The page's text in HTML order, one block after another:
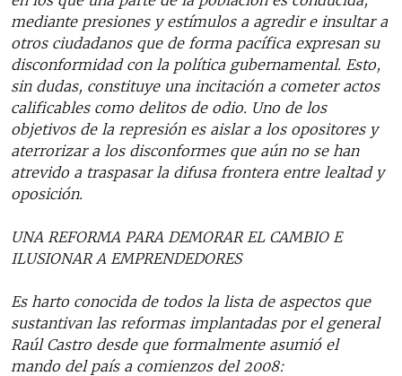
mediante presiones y estímulos a agredir e insultar a
otros ciudadanos que de forma pacífica expresan su
disconformidad con la política gubernamental. Esto,
sin dudas, constituye una incitación a cometer actos
calificables como delitos de odio. Uno de los
objetivos de la represión es aislar a los opositores y
aterrorizar a los disconformes que aún no se han
atrevido a traspasar la difusa frontera entre lealtad y
oposición.
UNA REFORMA PARA DEMORAR EL CAMBIO E
ILUSIONAR A EMPRENDEDORES
Es harto conocida de todos la lista de aspectos que
sustantivan las reformas implantadas por el general
Raúl Castro desde que formalmente asumió el
mando del país a comienzos del 2008: